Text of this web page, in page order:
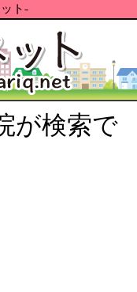
ト-
が検索で